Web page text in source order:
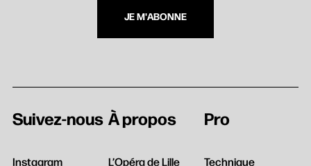
JE M'ABONNE
Suivez-nous
Instagram
À propos
L’Opéra de Lille
Pro
Technique